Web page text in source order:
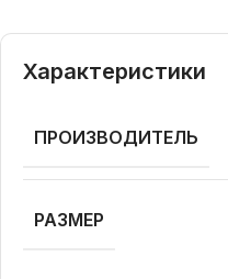
Характеристики
ПРОИЗВОДИТЕЛЬ
РАЗМЕР